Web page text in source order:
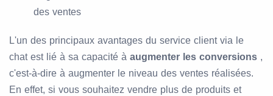
des ventes
L'un des principaux avantages du service client via le
chat est lié à sa capacité à augmenter les conversions ,
c'est-à-dire à augmenter le niveau des ventes réalisées.
En effet, si vous souhaitez vendre plus de produits et